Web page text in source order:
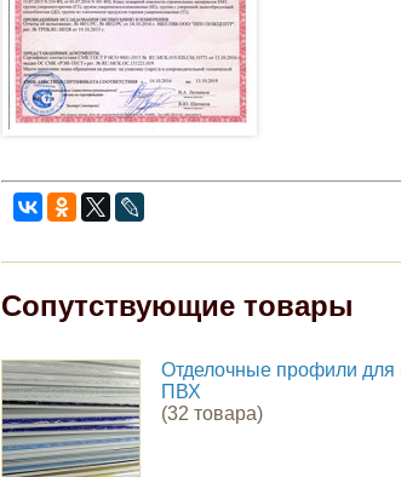
Сопутствующие товары
Отделочные профили для
ПВХ
(32 товара)